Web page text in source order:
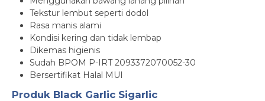
Tekstur lembut seperti dodol
Rasa manis alami
Kondisi kering dan tidak lembap
Dikemas higienis
Sudah BPOM P-IRT 2093372070052-30
Bersertifikat Halal MUI
Produk Black Garlic Sigarlic